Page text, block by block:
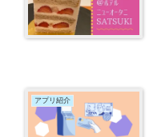
アプリ紹介